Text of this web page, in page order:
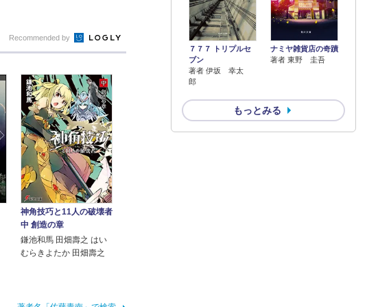
７７７ トリプルセ
ブン
著者 伊坂 幸太
郎
ナミヤ雑貨店の奇蹟
著者 東野 圭吾
もっとみる
Recommended by
神角技巧と11人の破壊者
中 創造の章
鎌池和馬 田畑壽之 はい
むらきよたか 田畑壽之